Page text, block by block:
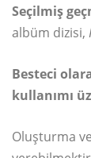
Seçilmiş
albüm dizisi,
Besteci
kullanımı
Oluşturma